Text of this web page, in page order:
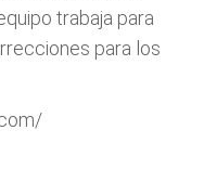
trabaja para
para los